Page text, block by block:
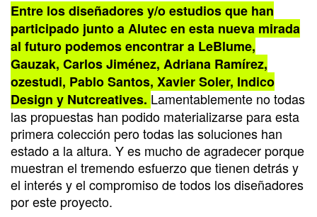
Entre los diseñadores y/o estudios que han
participado junto a Alutec en esta nueva mirada
al futuro podemos encontrar a LeBlume,
Gauzak, Carlos Jiménez, Adriana Ramírez,
ozestudi, Pablo Santos, Xavier Soler, Indico
Design y Nutcreatives. Lamentablemente no todas
las propuestas han podido materializarse para esta
primera colección pero todas las soluciones han
estado a la altura. Y es mucho de agradecer porque
muestran el tremendo esfuerzo que tienen detrás y
el interés y el compromiso de todos los diseñadores
por este proyecto.